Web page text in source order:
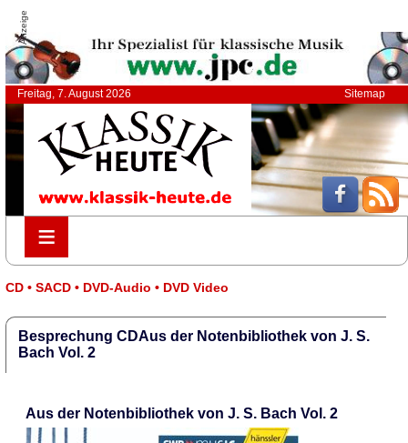
Anzeige
Freitag, 7. August 2026 Sitemap
≡
≡
CD • SACD • DVD-Audio • DVD Video
Besprechung CDAus der Notenbibliothek von J. S.
Bach Vol. 2
Aus der Notenbibliothek von J. S. Bach Vol. 2